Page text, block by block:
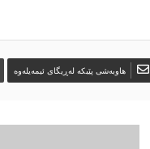
هاوبەشی پێبکە لەڕیگای ئیمەیلەوە